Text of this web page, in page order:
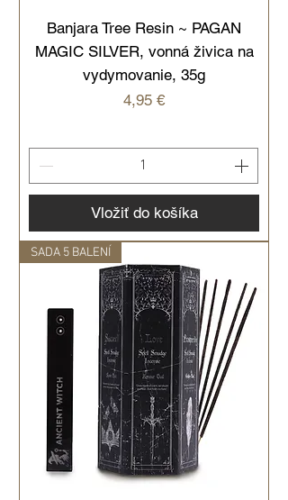
Banjara Tree Resin ~ PAGAN
MAGIC SILVER, vonná živica na
vydymovanie, 35g
Cena
4,95 €
Vložiť do košíka
SADA 5 BALENÍ